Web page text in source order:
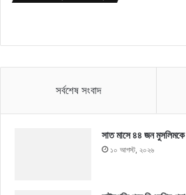
সর্বশেষ সংবাদ
সাত মাসে ৪৪ জন
১০ আগস্ট, ২০২৬